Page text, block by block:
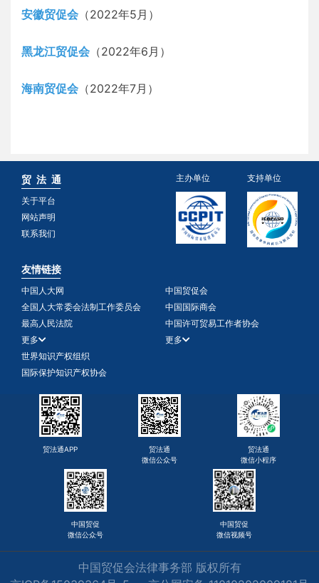
安徽贸促会 （2022年5月）
黑龙江贸促会 （2022年6月）
海南贸促会 （2022年7月）
贸 法 通
关于平台
网站声明
联系我们
主办单位 支持单位
友情链接
中国人大网
全国人大常委会法制工作委员会
最高人民法院
更多
中国贸促会
中国国际商会
中国许可贸易工作者协会
更多
世界知识产权组织
国际保护知识产权协会
贸法通APP
贸法通
微信公众号
贸法通
微信小程序
中国贸促
微信公众号
中国贸促
微信视频号
中国贸促会法律事务部 版权所有